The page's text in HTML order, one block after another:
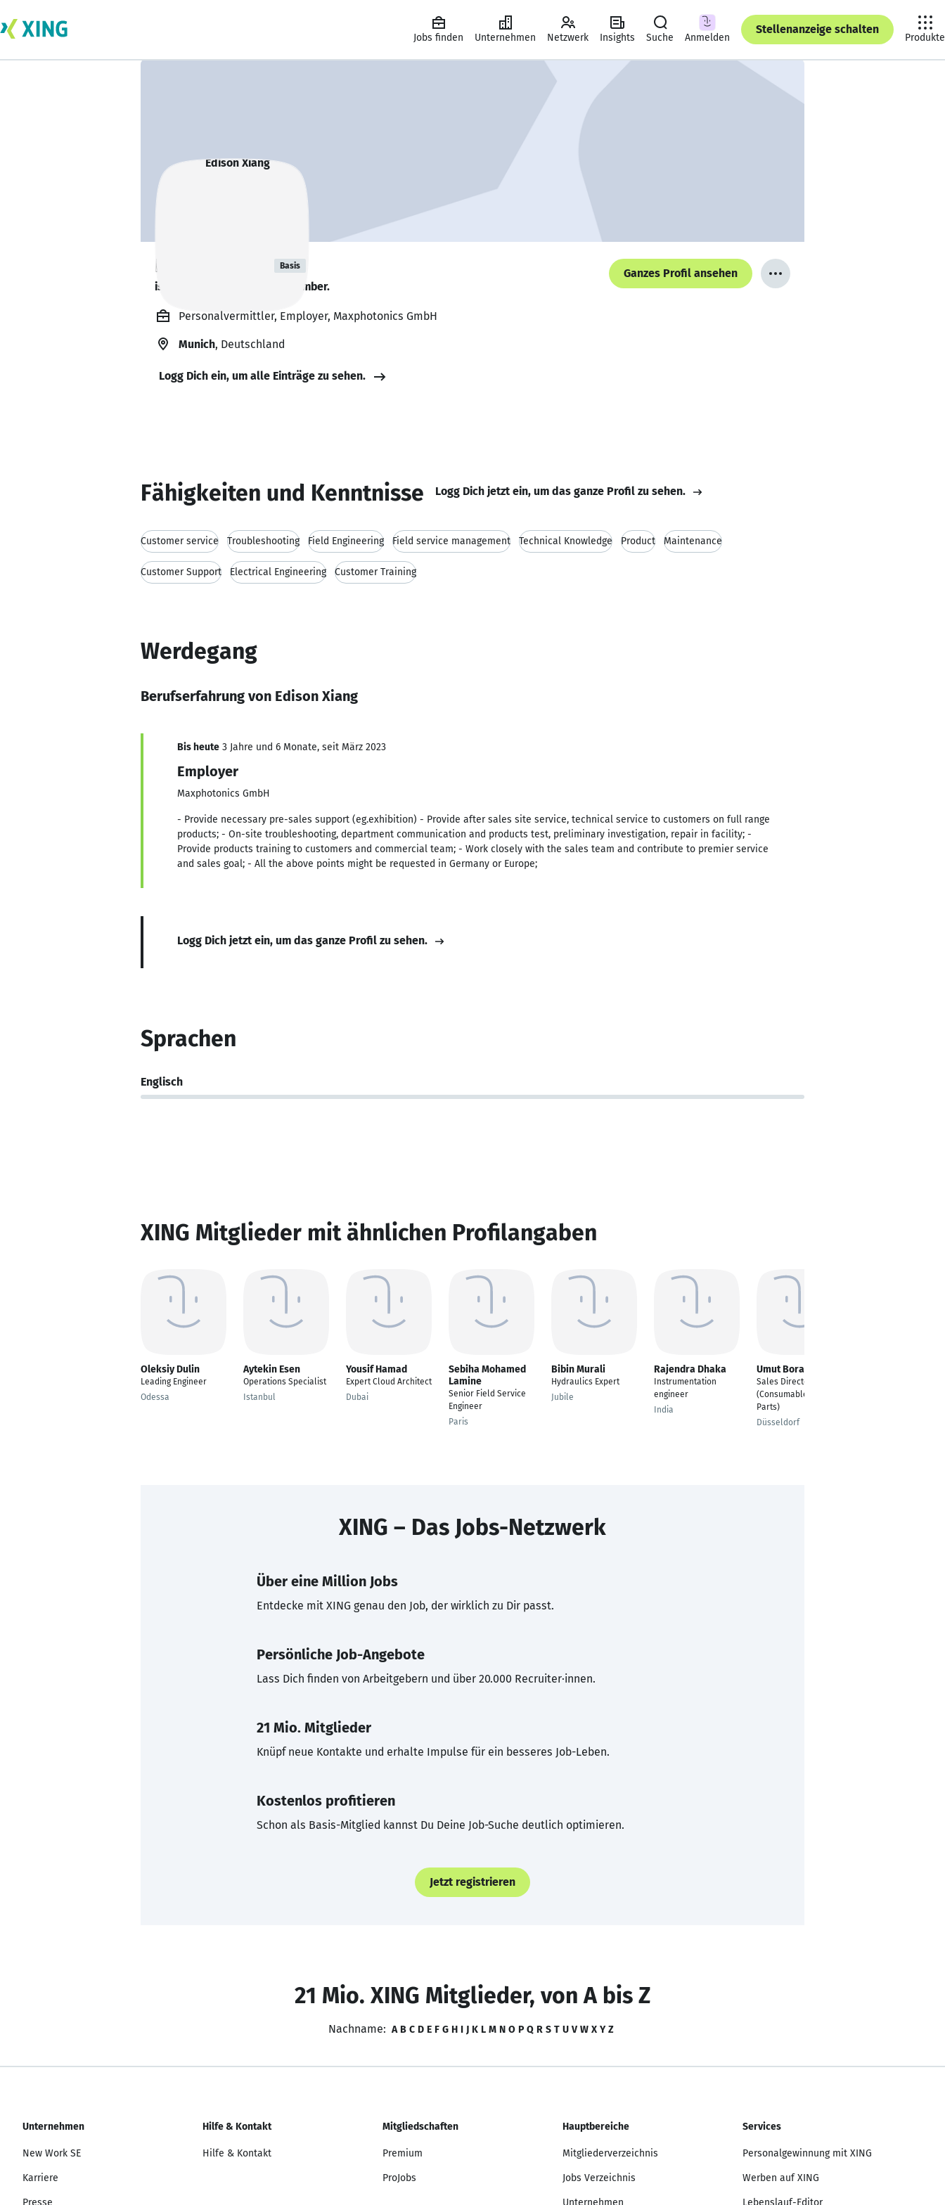
Jobs finden Unternehmen Netzwerk Insights Suche Anmelden
Stellenanzeige schalten
Produkte
Edison Xiang Basis
is looking for a new team member.
Ganzes Profil ansehen
Personalvermittler, Employer, Maxphotonics GmbH
Munich, Deutschland
Logg Dich ein, um alle Einträge zu sehen.
Fähigkeiten und Kenntnisse Logg Dich jetzt ein, um das ganze Profil zu sehen.
Customer service Troubleshooting Field Engineering Field service management Technical Knowledge Product Maintenance
Customer Support Electrical Engineering Customer Training
Werdegang
Berufserfahrung von Edison Xiang
Bis heute 3 Jahre und 6 Monate, seit März 2023
Employer
Maxphotonics GmbH
- Provide necessary pre-sales support (eg.exhibition) - Provide after sales site service, technical service to customers on full range
products; - On-site troubleshooting, department communication and products test, preliminary investigation, repair in facility; -
Provide products training to customers and commercial team; - Work closely with the sales team and contribute to premier service
and sales goal; - All the above points might be requested in Germany or Europe;
Logg Dich jetzt ein, um das ganze Profil zu sehen.
Sprachen
Englisch
XING Mitglieder mit ähnlichen Profilangaben
Oleksiy Dulin
Leading Engineer
Odessa
Aytekin Esen
Operations Specialist
Istanbul
Yousif Hamad
Expert Cloud Architect
Dubai
Sebiha Mohamed
Lamine
Senior Field Service
Engineer
Paris
Bibin Murali
Hydraulics Expert
Jubile
Rajendra Dhaka
Instrumentation
engineer
India
Umut Bora
Sales Director
(Consumables &
Parts)
Düsseldorf
XING – Das Jobs-Netzwerk
Über eine Million Jobs
Entdecke mit XING genau den Job, der wirklich zu Dir passt.
Persönliche Job-Angebote
Lass Dich finden von Arbeitgebern und über 20.000 Recruiter·innen.
21 Mio. Mitglieder
Knüpf neue Kontakte und erhalte Impulse für ein besseres Job-Leben.
Kostenlos profitieren
Schon als Basis-Mitglied kannst Du Deine Job-Suche deutlich optimieren.
Jetzt registrieren
21 Mio. XING Mitglieder, von A bis Z
Nachname: A B C D E F G H I J K L M N O P Q R S T U V W X Y Z
Unternehmen
New Work SE
Karriere
Presse
Hilfe & Kontakt
Hilfe & Kontakt
Mitgliedschaften
Premium
ProJobs
Hauptbereiche
Mitgliederverzeichnis
Jobs Verzeichnis
Unternehmen
Services
Personalgewinnung mit XING
Werben auf XING
Lebenslauf-Editor